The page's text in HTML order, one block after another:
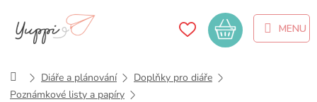
obsah
Nákupní
košík
DomůDiáře a plánování
Doplňky pro diáře
Poznámkové listy a papíry